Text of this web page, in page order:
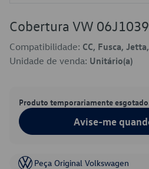
Cobertura VW
Compatibilidade: CC, Fusca,
Unidade de venda: Unitário(a)
Produto temporariamente
Avise-me
Peça Original Volkswagen